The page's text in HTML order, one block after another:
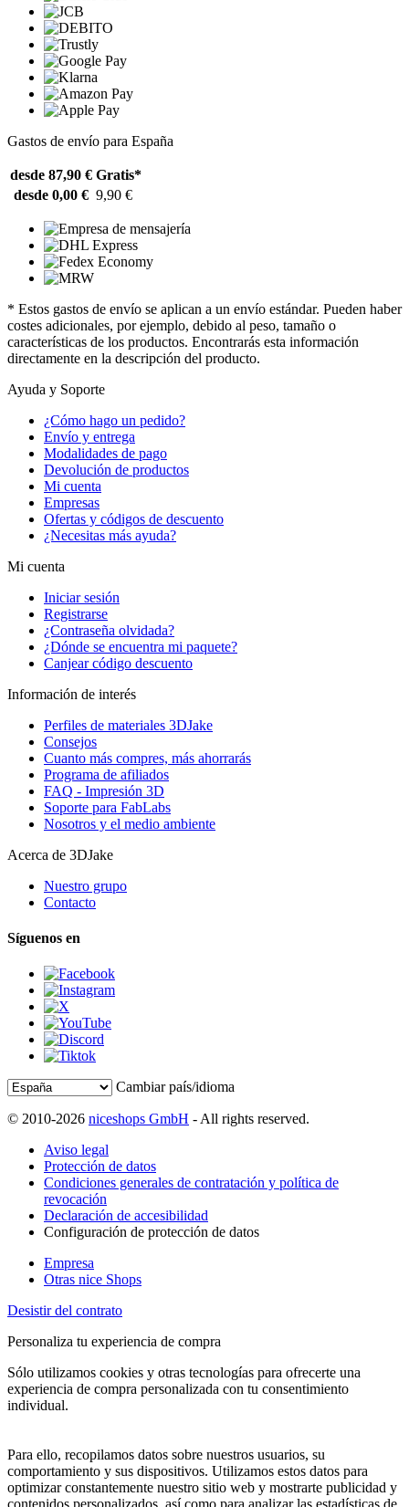
Gastos de envío para España
desde 87,90 € Gratis*
desde 0,00 € 9,90 €
* Estos gastos de envío se aplican a un envío estándar. Pueden haber
costes adicionales, por ejemplo, debido al peso, tamaño o
características de los productos. Encontrarás esta información
directamente en la descripción del producto.
Ayuda y Soporte
¿Cómo hago un pedido?
Envío y entrega
Modalidades de pago
Devolución de productos
Mi cuenta
Empresas
Ofertas y códigos de descuento
¿Necesitas más ayuda?
Mi cuenta
Iniciar sesión
Registrarse
¿Contraseña olvidada?
¿Dónde se encuentra mi paquete?
Canjear código descuento
Información de interés
Perfiles de materiales 3DJake
Consejos
Cuanto más compres, más ahorrarás
Programa de afiliados
FAQ - Impresión 3D
Soporte para FabLabs
Nosotros y el medio ambiente
Acerca de 3DJake
Nuestro grupo
Contacto
Síguenos en
Cambiar país/idioma
© 2010-2026 niceshops GmbH - All rights reserved.
Aviso legal
Protección de datos
Condiciones generales de contratación y política de
revocación
Declaración de accesibilidad
Configuración de protección de datos
Empresa
Otras nice Shops
Desistir del contrato
Personaliza tu experiencia de compra
Sólo utilizamos cookies y otras tecnologías para ofrecerte una
experiencia de compra personalizada con tu consentimiento
individual.
Para ello, recopilamos datos sobre nuestros usuarios, su
comportamiento y sus dispositivos. Utilizamos estos datos para
optimizar constantemente nuestro sitio web y mostrarte publicidad y
contenidos personalizados, así como para analizar las estadísticas de